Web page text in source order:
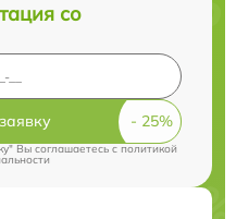
со
Вы соглашаетесь cполитикой